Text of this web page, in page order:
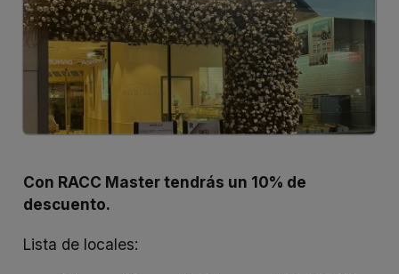
Con RACC Master tendrás un 10% de
descuento.
Lista de locales: